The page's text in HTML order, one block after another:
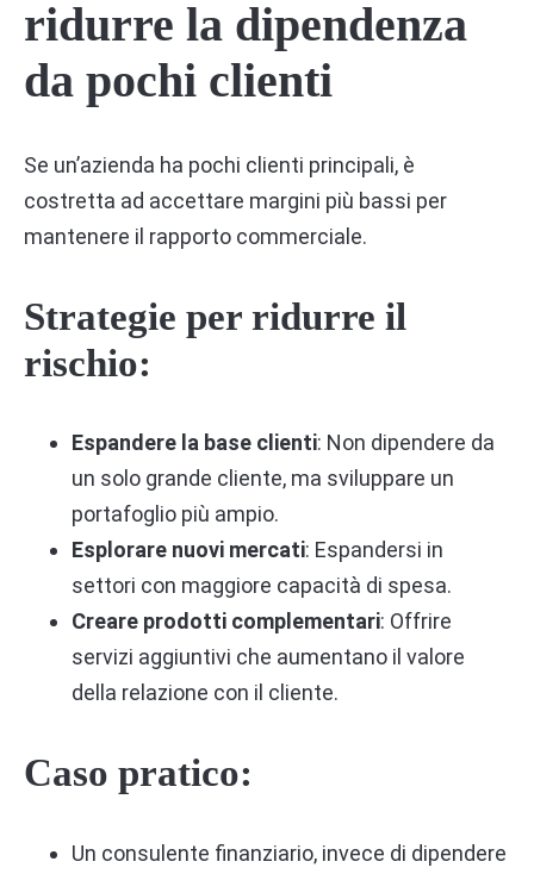
ridurre la dipendenza
da pochi clienti
Se un’azienda ha pochi clienti principali, è
costretta ad accettare margini più bassi per
mantenere il rapporto commerciale.
Strategie per ridurre il
rischio:
Espandere la base clienti: Non dipendere da
un solo grande cliente, ma sviluppare un
portafoglio più ampio.
Esplorare nuovi mercati: Espandersi in
settori con maggiore capacità di spesa.
Creare prodotti complementari: Offrire
servizi aggiuntivi che aumentano il valore
della relazione con il cliente.
Caso pratico:
Un consulente finanziario, invece di dipendere